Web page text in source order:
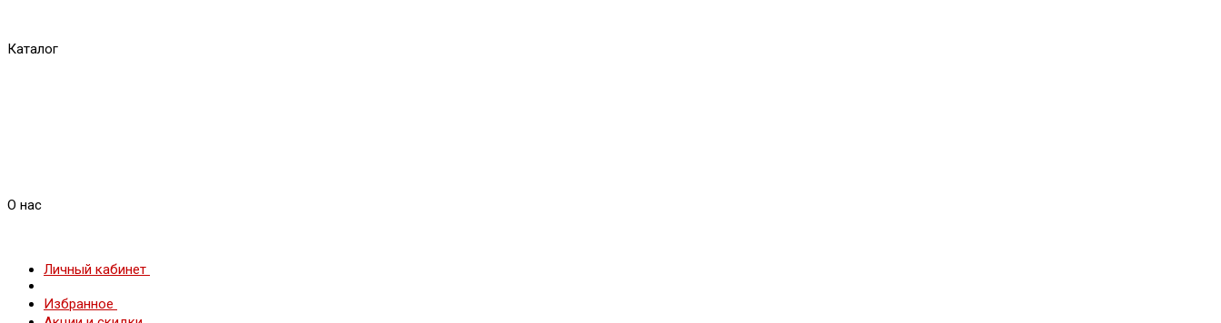
Каталог
О нас
Личный кабинет
Избранное